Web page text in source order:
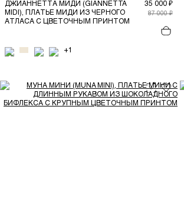
ДЖИАННЕТТА МИДИ (GIANNETTA
MIDI), ПЛАТЬЕ МИДИ ИЗ ЧЕРНОГО
АТЛАСА С ЦВЕТОЧНЫМ ПРИНТОМ
35 000 ₽
87 000 ₽
+1